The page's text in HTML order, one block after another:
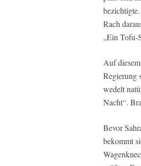
Rach
„Ein Tofu-
Auf
Regierung
wedelt
Nacht“.
Bevor
bekommt